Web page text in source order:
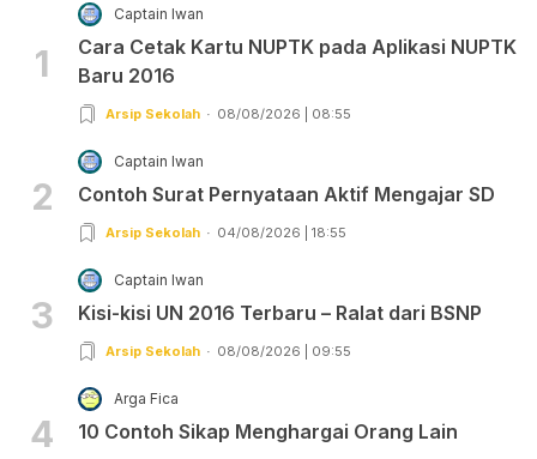
1
Captain Iwan
Cara Cetak Kartu NUPTK pada Aplikasi NUPTK
Baru 2016
Arsip Sekolah 08/08/2026 | 08:55
2
Captain Iwan
Contoh Surat Pernyataan Aktif Mengajar SD
Arsip Sekolah 04/08/2026 | 18:55
3
Captain Iwan
Kisi-kisi UN 2016 Terbaru – Ralat dari BSNP
Arsip Sekolah 08/08/2026 | 09:55
4
Arga Fica
10 Contoh Sikap Menghargai Orang Lain